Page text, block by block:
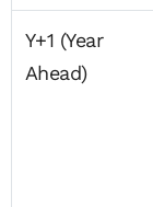
Y+1 (Year
Ahead)